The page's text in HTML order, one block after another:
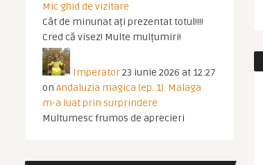
Mic ghid de vizitare
Cât de minunat ați prezentat totul!!!!
Cred că visez! Multe mulțumiri!
Imperator23 iunie 2026 at 12:27
on Andaluzia magica (ep. 1). Malaga
m-a luat prin surprindere
Multumesc frumos de aprecieri